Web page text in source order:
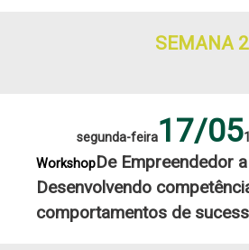
SEMANA 2
segunda-feira17/05
WorkshopDe Empreendedor
Desenvolvendo
comportamentos de